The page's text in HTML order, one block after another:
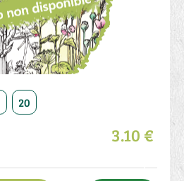
20
3.10 €